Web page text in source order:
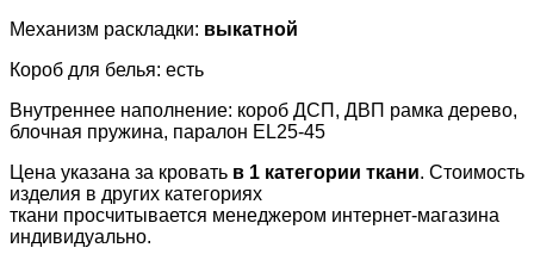
Механизм раскладки: выкатной
Короб для белья: есть
Внутреннее наполнение: короб ДСП, ДВП рамка дерево,
блочная пружина, паралон EL25-45
Цена указана за кровать в 1 категории ткани. Стоимость
изделия в других категориях
ткани просчитывается менеджером интернет-магазина
индивидуально.